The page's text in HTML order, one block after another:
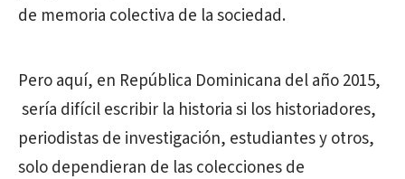
de memoria colectiva de la sociedad.
Pero aquí, en República Dominicana del año 2015,
sería difícil escribir la historia si los historiadores,
periodistas de investigación, estudiantes y otros,
solo dependieran de las colecciones de